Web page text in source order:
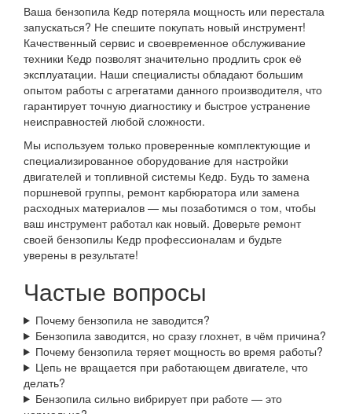
Ваша бензопила Кедр потеряла мощность или перестала
запускаться? Не спешите покупать новый инструмент!
Качественный сервис и своевременное обслуживание
техники Кедр позволят значительно продлить срок её
эксплуатации. Наши специалисты обладают большим
опытом работы с агрегатами данного производителя, что
гарантирует точную диагностику и быстрое устранение
неисправностей любой сложности.
Мы используем только проверенные комплектующие и
специализированное оборудование для настройки
двигателей и топливной системы Кедр. Будь то замена
поршневой группы, ремонт карбюратора или замена
расходных материалов — мы позаботимся о том, чтобы
ваш инструмент работал как новый. Доверьте ремонт
своей бензопилы Кедр профессионалам и будьте
уверены в результате!
Частые вопросы
Почему бензопила не заводится?
Бензопила заводится, но сразу глохнет, в чём причина?
Почему бензопила теряет мощность во время работы?
Цепь не вращается при работающем двигателе, что
делать?
Бензопила сильно вибрирует при работе — это